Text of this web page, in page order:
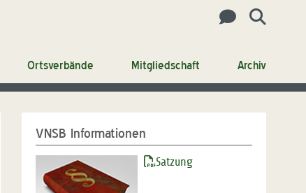
Ortsverbände Mitgliedschaft Archiv
VNSB Informationen
Satzung